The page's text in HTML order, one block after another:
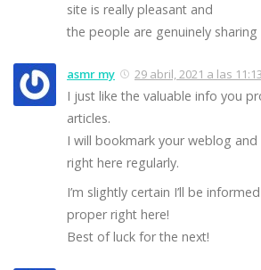
site is really pleasant and
the people are genuinely
asmr my 29 abril, 2021 a las
I just like the valuable info you
articles.
I will bookmark your weblog and
right here regularly.
I’m slightly certain I’ll be
proper right here!
Best of luck for the next!